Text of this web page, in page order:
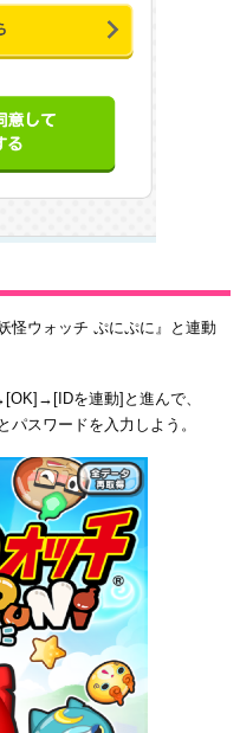
怪ウォッチ ぷにぷに』と連動
を連動]と進んで、
パスワードを入力しよう。